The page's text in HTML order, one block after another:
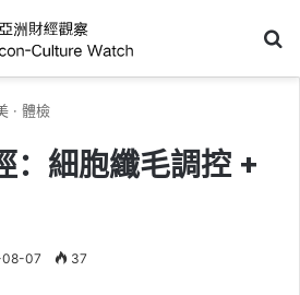
· 體檢
：細胞纖毛調控 +
07 37